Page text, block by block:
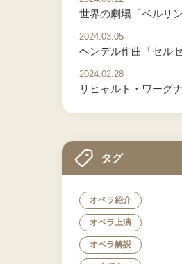
世界の劇場「ベルリ
2024.03.05
2024.02.28
タグ
オペラ紹介
オペラ上演
オペラ解説